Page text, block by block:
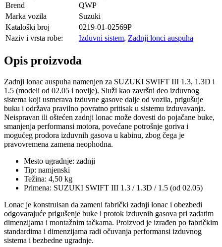
Brend
QWP
Marka vozila
Suzuki
Kataloški broj
0219-01-02569P
Naziv i vrsta robe:
Izduvni sistem, Zadnji lonci auspuha
Opis proizvoda
Zadnji lonac auspuha namenjen za SUZUKI SWIFT III 1.3, 1.3D i
1.5 (modeli od 02.05 i novije). Služi kao završni deo izduvnog
sistema koji usmerava izduvne gasove dalje od vozila, prigušuje
buku i održava pravilno povratno pritisak u sistemu izduvavanja.
Neispravan ili oštećen zadnji lonac može dovesti do pojačane buke,
smanjenja performansi motora, povećane potrošnje goriva i
mogućeg prodora izduvnih gasova u kabinu, zbog čega je
pravovremena zamena neophodna.
Mesto ugradnje: zadnji
Tip: namjenski
Težina: 4,50 kg
Primena: SUZUKI SWIFT III 1.3 / 1.3D / 1.5 (od 02.05)
Lonac je konstruisan da zameni fabrički zadnji lonac i obezbedi
odgovarajuće prigušenje buke i protok izduvnih gasova pri zadatim
dimenzijama i montažnim tačkama. Proizvod je izrađen po fabričkim
standardima i dimenzijama radi očuvanja performansi izduvnog
sistema i bezbedne ugradnje.